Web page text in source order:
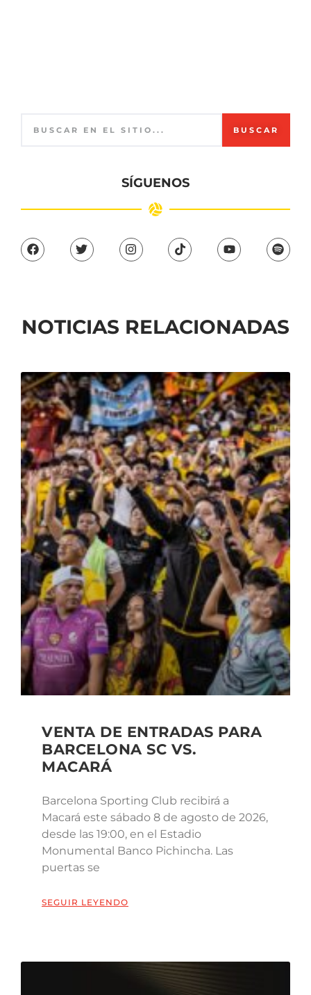
BUSCAR
SÍGUENOS
NOTICIAS RELACIONADAS
VENTA DE ENTRADAS PARA
BARCELONA SC VS.
MACARÁ
Barcelona Sporting Club recibirá a
Macará este sábado 8 de agosto de 2026,
desde las 19:00, en el Estadio
Monumental Banco Pichincha. Las
puertas se
SEGUIR LEYENDO